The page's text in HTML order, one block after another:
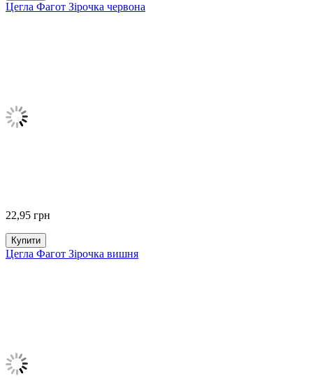
Цегла Фагот Зірочка червона
22,95 грн
Купити
Цегла Фагот Зірочка вишня